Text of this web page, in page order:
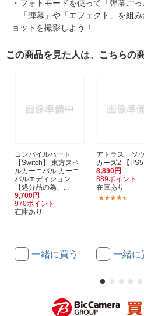
・フォトモードを使って「弾幕ごっ
「弾幕」や「エフェクト」を組
ョットを撮影しよう！
この商品を見た人は、こちらの
コンパイルハート
【Switch】 東方スペ
ルカーニバル カーニ
バルエディション
【処分品の為、...
9,700円
970ポイント
在庫あり
一緒に買う
アトラス ソ
カーズ2 【PS5
8,890円
889ポイント
在庫あり
一緒に